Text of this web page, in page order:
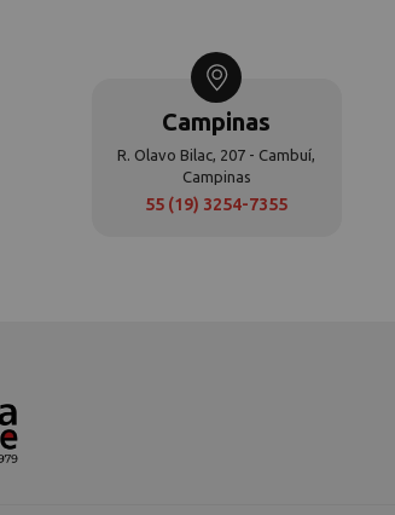
Campinas
R. Olavo Bilac, 207 - Cambuí,
Campinas
55 (19) 3254-7355